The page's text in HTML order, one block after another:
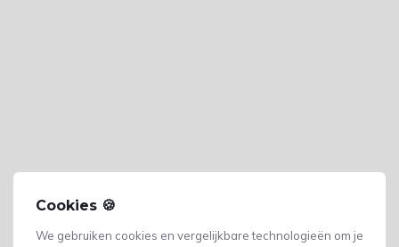
Cookies 🍪
We gebruiken cookies en vergelijkbare technologieën om je